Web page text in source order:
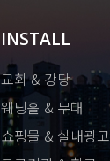
INSTALL
교회 & 강당
웨딩홀 & 무대
쇼핑몰 & 실내광고